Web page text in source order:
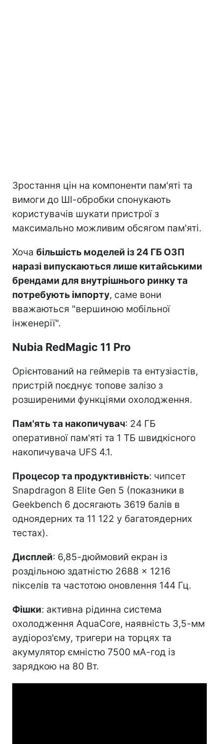
Зростання цін на компоненти пам'яті та
вимоги до ШІ-обробки спонукають
користувачів шукати пристрої з
максимально можливим обсягом пам'яті.
Хоча більшість моделей із 24 ГБ ОЗП
наразі випускаються лише китайськими
брендами для внутрішнього ринку та
потребують імпорту, саме вони
вважаються "вершиною мобільної
інженерії".
Nubia RedMagic 11 Pro
Орієнтований на геймерів та ентузіастів,
пристрій поєднує топове залізо з
розширеними функціями охолодження.
Пам'ять та накопичувач: 24 ГБ
оперативної пам'яті та 1 ТБ швидкісного
накопичувача UFS 4.1.
Процесор та продуктивність: чипсет
Snapdragon 8 Elite Gen 5 (показники в
Geekbench 6 досягають 3619 балів в
одноядерних та 11 122 у багатоядерних
тестах).
Дисплей: 6,85-дюймовий екран із
роздільною здатністю 2688 × 1216
пікселів та частотою оновлення 144 Гц.
Фішки: активна рідинна система
охолодження AquaCore, наявність 3,5-мм
аудіороз'єму, тригери на торцях та
акумулятор ємністю 7500 мА-год із
зарядкою на 80 Вт.